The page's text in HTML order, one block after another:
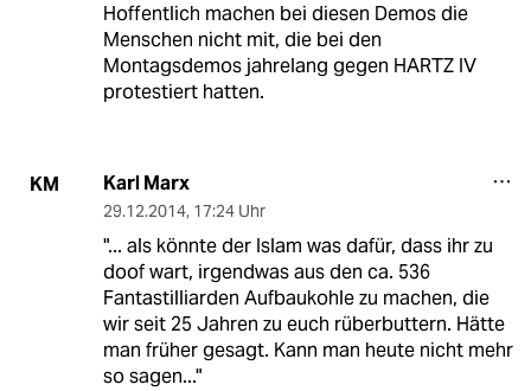
Hoffentlich machen bei diesen Demos die
Menschen nicht mit, die bei den
Montagsdemos jahrelang gegen HARTZ IV
protestiert hatten.
KM Karl Marx
29.12.2014, 17:24 Uhr
"... als könnte der Islam was dafür, dass ihr zu
doof wart, irgendwas aus den ca. 536
Fantastilliarden Aufbaukohle zu machen, die
wir seit 25 Jahren zu euch rüberbuttern. Hätte
man früher gesagt. Kann man heute nicht mehr
so sagen..."